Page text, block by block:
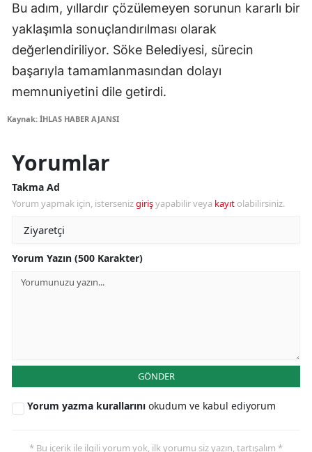
Bu adım, yıllardır çözülemeyen sorunun kararlı bir
yaklaşımla sonuçlandırılması olarak
değerlendiriliyor. Söke Belediyesi, sürecin
başarıyla tamamlanmasından dolayı
memnuniyetini dile getirdi.
Kaynak: İHLAS HABER AJANSI
Yorumlar
Takma Ad
Yorum yapmak için, istersenizgirişyapabilir veya kayıt olabilirsiniz.
Yorum Yazın (500 Karakter)
GÖNDER
Yorum yazma kurallarını okudum ve kabul ediyorum
* Bu içerik ile ilgili yorum yok, ilk yorumu siz yazın, tartışalım *